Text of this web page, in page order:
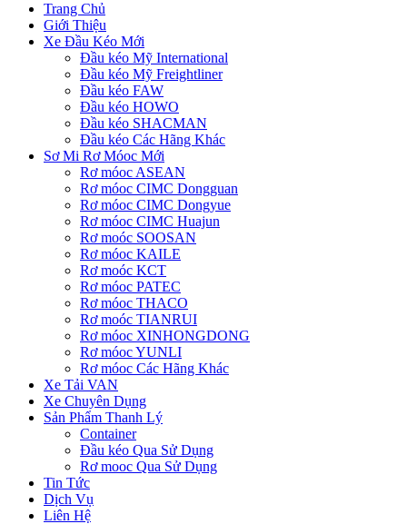
Trang Chủ
Giới Thiệu
Xe Đầu Kéo Mới
Đầu kéo Mỹ International
Đầu kéo Mỹ Freightliner
Đầu kéo FAW
Đầu kéo HOWO
Đầu kéo SHACMAN
Đầu kéo Các Hãng Khác
Sơ Mi Rơ Móoc Mới
Rơ móoc ASEAN
Rơ móoc CIMC Dongguan
Rơ móoc CIMC Dongyue
Rơ móoc CIMC Huajun
Rơ moóc SOOSAN
Rơ móoc KAILE
Rơ moóc KCT
Rơ móoc PATEC
Rơ móoc THACO
Rơ moóc TIANRUI
Rơ móoc XINHONGDONG
Rơ móoc YUNLI
Rơ móoc Các Hãng Khác
Xe Tải VAN
Xe Chuyên Dụng
Sản Phẩm Thanh Lý
Container
Đầu kéo Qua Sử Dụng
Rơ mooc Qua Sử Dụng
Tin Tức
Dịch Vụ
Liên Hệ